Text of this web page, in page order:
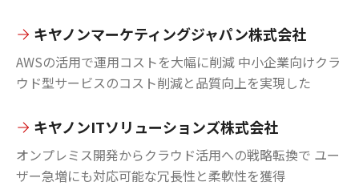
キヤノンマーケティングジャパン株式会社
AWSの活用で運用コストを大幅に削減 中小企業向けクラ
ウド型サービスのコスト削減と品質向上を実現した
キヤノンITソリューションズ株式会社
オンプレミス開発からクラウド活用への戦略転換で ユー
ザー急増にも対応可能な冗長性と柔軟性を獲得